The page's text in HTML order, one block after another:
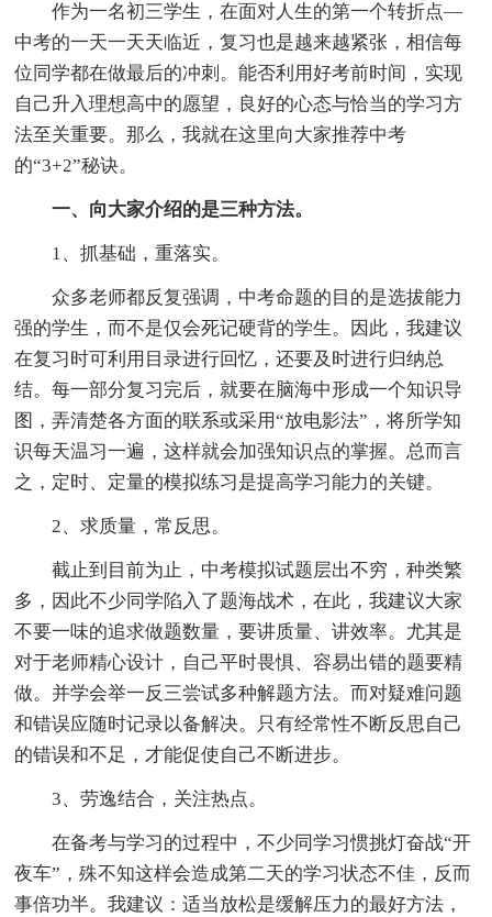
作为一名初三学生，在面对人生的第一个转折点—
中考的一天一天天临近，复习也是越来越紧张，相信每
位同学都在做最后的冲刺。能否利用好考前时间，实现
自己升入理想高中的愿望，良好的心态与恰当的学习方
法至关重要。那么，我就在这里向大家推荐中考
的“3+2”秘诀。
一、向大家介绍的是三种方法。
1、抓基础，重落实。
众多老师都反复强调，中考命题的目的是选拔能力
强的学生，而不是仅会死记硬背的学生。因此，我建议
在复习时可利用目录进行回忆，还要及时进行归纳总
结。每一部分复习完后，就要在脑海中形成一个知识导
图，弄清楚各方面的联系或采用“放电影法”，将所学知
识每天温习一遍，这样就会加强知识点的掌握。总而言
之，定时、定量的模拟练习是提高学习能力的关键。
2、求质量，常反思。
截止到目前为止，中考模拟试题层出不穷，种类繁
多，因此不少同学陷入了题海战术，在此，我建议大家
不要一味的追求做题数量，要讲质量、讲效率。尤其是
对于老师精心设计，自己平时畏惧、容易出错的题要精
做。并学会举一反三尝试多种解题方法。而对疑难问题
和错误应随时记录以备解决。只有经常性不断反思自己
的错误和不足，才能促使自己不断进步。
3、劳逸结合，关注热点。
在备考与学习的过程中，不少同学习惯挑灯奋战“开
夜车”，殊不知这样会造成第二天的学习状态不佳，反而
事倍功半。我建议：适当放松是缓解压力的最好方法，